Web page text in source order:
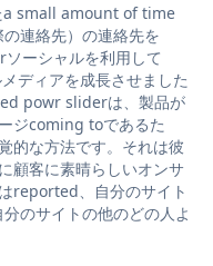
a small amount of time
連絡先）の連絡先を
ーシャルを利用して
ディアを成長させました
powr sliderは、製品が
ジcoming toであるた
的な方法です。それは彼
顧客に素晴らしいオンサ
reported、自分のサイト
のサイトの他のどの人よ